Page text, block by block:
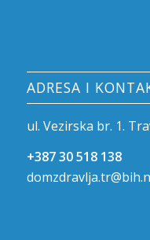
ADRESA I
ul. Vezirska br. 1.
+387 30 518 138